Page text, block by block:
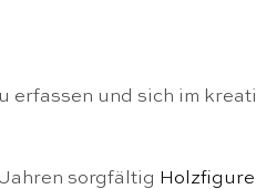
erfassen und sich im
sorgfältig